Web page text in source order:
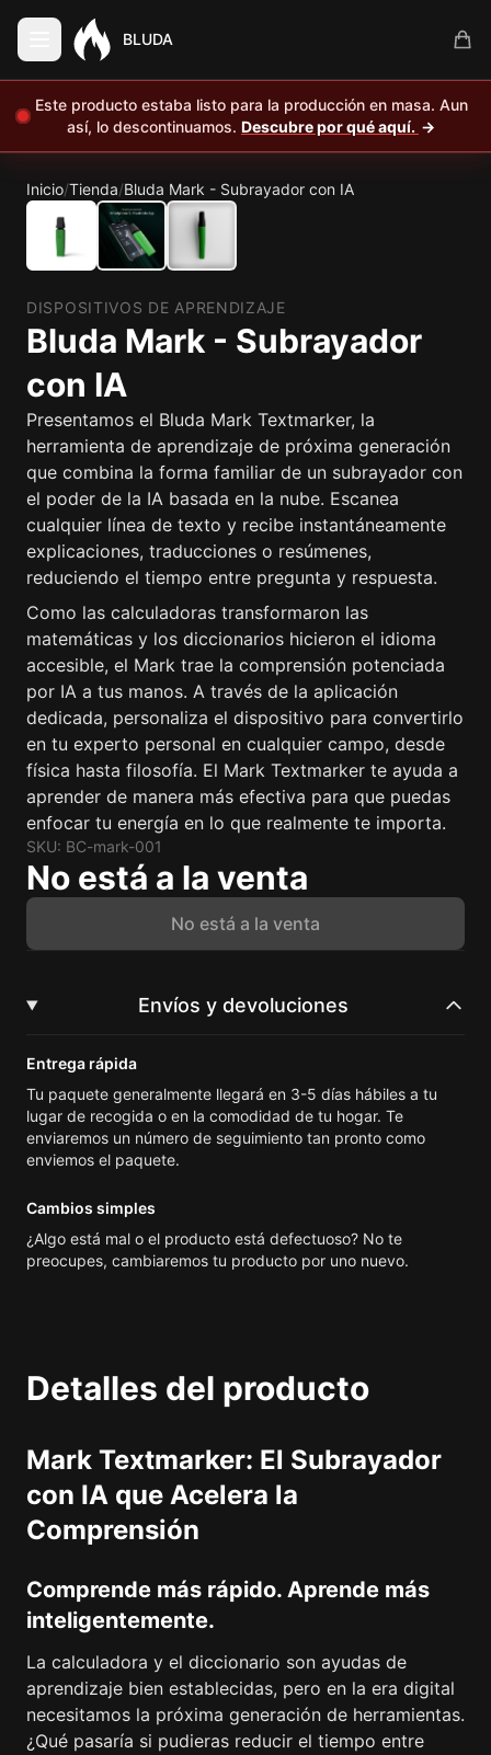
BLUDA
Este producto estaba listo para la producción en masa. Aun
así, lo descontinuamos. Descubre por qué aquí. →
Inicio/Tienda/Bluda Mark - Subrayador con IA
DISPOSITIVOS DE APRENDIZAJE
Bluda Mark - Subrayador
con IA
Presentamos el Bluda Mark Textmarker, la
herramienta de aprendizaje de próxima generación
que combina la forma familiar de un subrayador con
el poder de la IA basada en la nube. Escanea
cualquier línea de texto y recibe instantáneamente
explicaciones, traducciones o resúmenes,
reduciendo el tiempo entre pregunta y respuesta.
Como las calculadoras transformaron las
matemáticas y los diccionarios hicieron el idioma
accesible, el Mark trae la comprensión potenciada
por IA a tus manos. A través de la aplicación
dedicada, personaliza el dispositivo para convertirlo
en tu experto personal en cualquier campo, desde
física hasta filosofía. El Mark Textmarker te ayuda a
aprender de manera más efectiva para que puedas
enfocar tu energía en lo que realmente te importa.
SKU: BC-mark-001
No está a la venta
No está a la venta
Envíos y devoluciones
Entrega rápida
Tu paquete generalmente llegará en 3-5 días hábiles a tu
lugar de recogida o en la comodidad de tu hogar. Te
enviaremos un número de seguimiento tan pronto como
enviemos el paquete.
Cambios simples
¿Algo está mal o el producto está defectuoso? No te
preocupes, cambiaremos tu producto por uno nuevo.
Detalles del producto
Mark Textmarker: El Subrayador
con IA que Acelera la
Comprensión
Comprende más rápido. Aprende más
inteligentemente.
La calculadora y el diccionario son ayudas de
aprendizaje bien establecidas, pero en la era digital
necesitamos la próxima generación de herramientas.
¿Qué pasaría si pudieras reducir el tiempo entre